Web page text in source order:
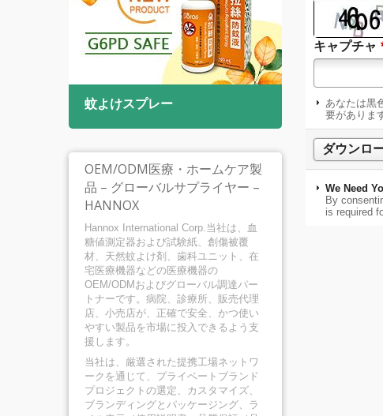
蚊よけスプレー 口腔潰瘍
OEM/ODM医療・ホームケア製
品 – グローバルサプライヤー –
HANNOX
Hannox International Corp.当社は、血
糖値測定器および試験紙、創傷被覆
材、天然蚊よけ剤、歯科ユニット、在
宅医療機器などの医療機器の
OEM/ODMおよびグローバル調達パー
トナーです。病院、診療所、販売代理
店、小売店が、正確で安全、かつ使い
やすい製品を市場に投入できるよう支
援します。
当社は、厳選された提携工場ネットワ
ークを通じて、プライベートブランド
プロジェクトの選定、カスタマイズ、
ブランディングとパッケージング、ラ
キャプチャ
あなたは黒
要がありま
We Need
By
is required